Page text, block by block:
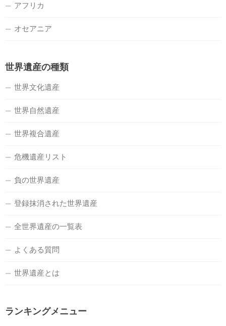
アフリカ
オセアニア
世界遺産の種類
世界文化遺産
世界自然遺産
世界複合遺産
危機遺産リスト
負の世界遺産
登録抹消された世界遺産
全世界遺産の一覧表
よくある質問
世界遺産とは
ランキングメニュー